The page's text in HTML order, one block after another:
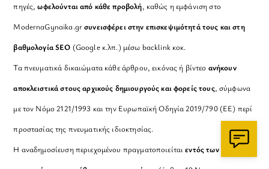
πηγές,ωφελούνται από κάθε προβολή, καθώς η εμφάνιση στο
ModernaGynaika.grσυνεισφέρει στην επισκεψιμότητά τους και στη
βαθμολογία SEO (Google κ.λπ.) μέσω backlink κοκ.
Τα πνευματικά δικαιώματα κάθε άρθρου, εικόνας ή βίντεο ανήκουν
αποκλειστικά στους αρχικούς δημιουργούς και φορείς τους, σύμφωνα
με τον Νόμο 2121/1993 και την Ευρωπαϊκή Οδηγία 2019/790 (ΕΕ) περί
προστασίας της πνευματικής ιδιοκτησίας.
Η αναδημοσίευση περιεχομένου πραγματοποιείταιεντός των ορίων της